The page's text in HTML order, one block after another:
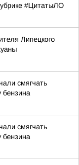
#ЦитатыЛО
Липецкого
смягчать
бензина
смягчать
бензина